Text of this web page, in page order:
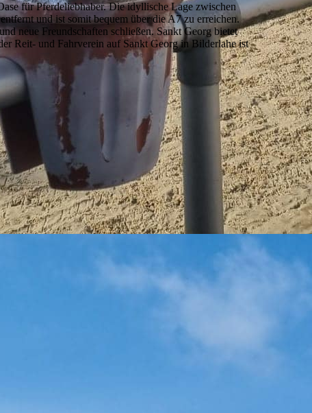
für Pferdeliebhaber. Die idyllische Lage zwischen
und ist somit bequem über die A7 zu erreichen.
neue Freundschaften schließen. Sankt Georg bietet
Reit- und Fahrverein auf Sankt Georg in Bilderlahe ist